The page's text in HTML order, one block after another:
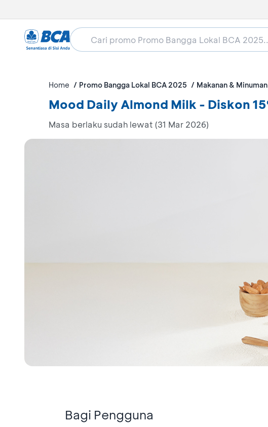
Home Promo Bangga Lokal BCA 2025 Makanan & Minuman
Mood Daily Almond Milk - Diskon
Masa berlaku sudah lewat (31 Mar 2026)
Bagi Pengguna